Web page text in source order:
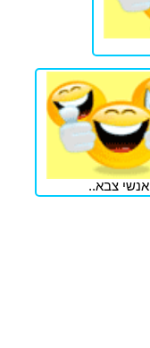
אנשי צבא..